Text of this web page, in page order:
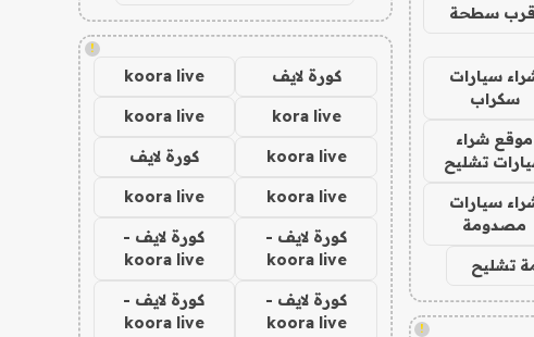
سطحة
سيارات
سكراب
موقع شراء
تشليح
سيارات
مصدومة
تشليح
!
!
كورة لايف koora live
kora live
koora live
koora live كورة لايف
koora live
koora live
كورة لايف -
koora live
كورة لايف -
koora live
كورة لايف -
koora live
كورة لايف -
koora live